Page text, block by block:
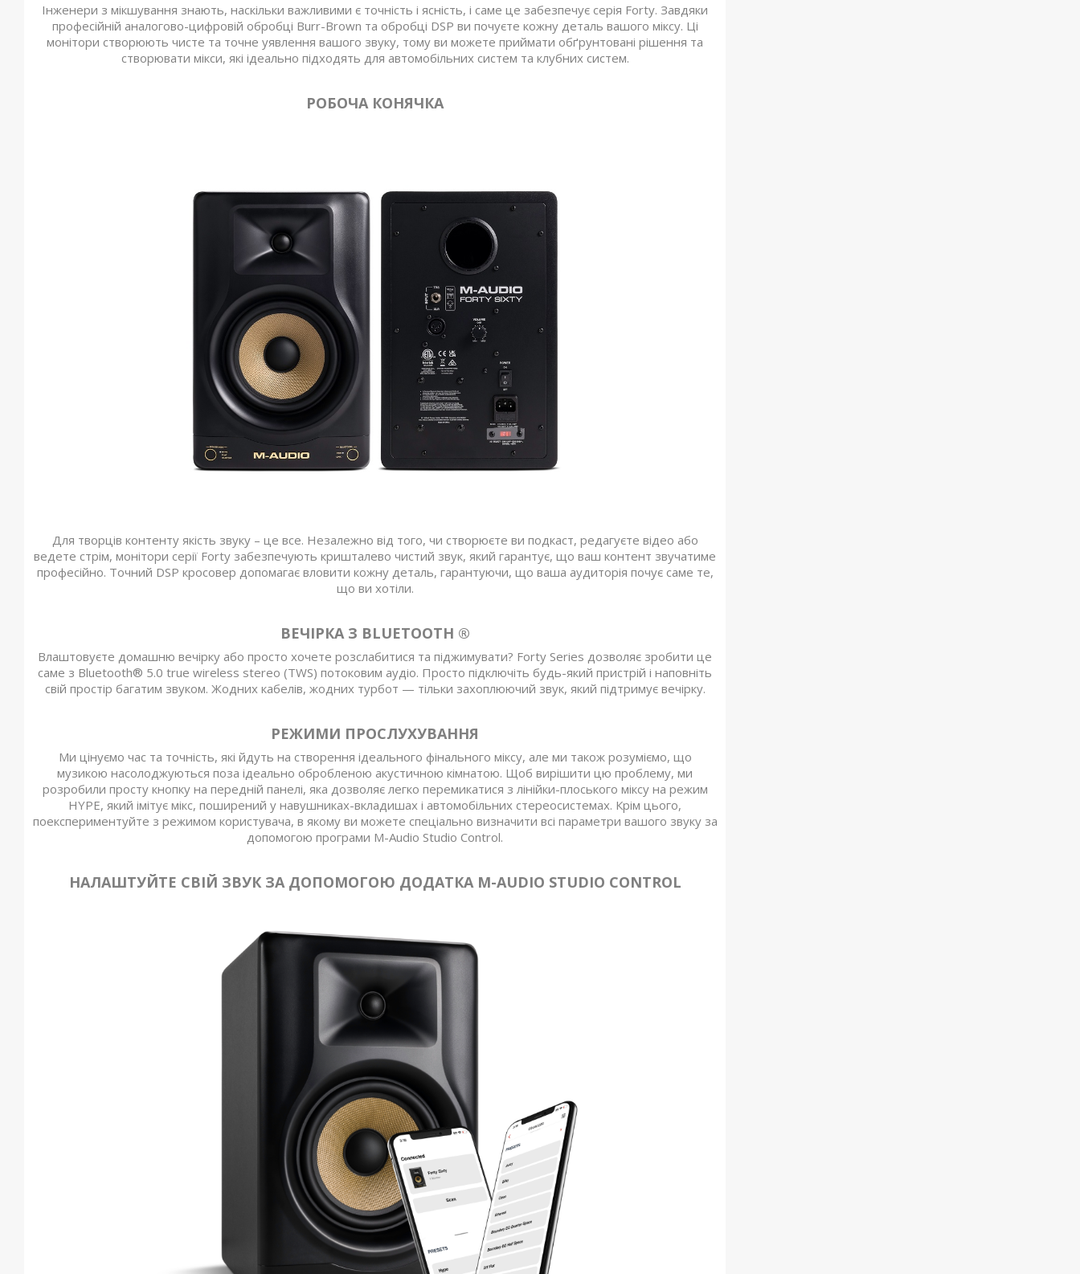
Інженери з мікшування знають, наскільки важливими є точність і ясність, і саме це забезпечує серія Forty. Завдяки
професійній аналогово-цифровій обробці Burr-Brown та обробці DSP ви почуєте кожну деталь вашого міксу. Ці
монітори створюють чисте та точне уявлення вашого звуку, тому ви можете приймати обґрунтовані рішення та
створювати мікси, які ідеально підходять для автомобільних систем та клубних систем.
РОБОЧА КОНЯЧКА
Для творців контенту якість звуку – це все. Незалежно від того, чи створюєте ви подкаст, редагуєте відео або
ведете стрім, монітори серії Forty забезпечують кришталево чистий звук, який гарантує, що ваш контент звучатиме
професійно. Точний DSP кросовер допомагає вловити кожну деталь, гарантуючи, що ваша аудиторія почує саме те,
що ви хотіли.
ВЕЧІРКА З BLUETOOTH ®
Влаштовуєте домашню вечірку або просто хочете розслабитися та піджимувати? Forty Series дозволяє зробити це
саме з Bluetooth® 5.0 true wireless stereo (TWS) потоковим аудіо. Просто підключіть будь-який пристрій і наповніть
свій простір багатим звуком. Жодних кабелів, жодних турбот — тільки захоплюючий звук, який підтримує вечірку.
РЕЖИМИ ПРОСЛУХУВАННЯ
Ми цінуємо час та точність, які йдуть на створення ідеального фінального міксу, але ми також розуміємо, що
музикою насолоджуються поза ідеально обробленою акустичною кімнатою. Щоб вирішити цю проблему, ми
розробили просту кнопку на передній панелі, яка дозволяє легко перемикатися з лінійки-плоського міксу на режим
HYPE, який імітує мікс, поширений у навушниках-вкладишах і автомобільних стереосистемах. Крім цього,
поекспериментуйте з режимом користувача, в якому ви можете спеціально визначити всі параметри вашого звуку за
допомогою програми M-Audio Studio Control.
НАЛАШТУЙТЕ СВІЙ ЗВУК ЗА ДОПОМОГОЮ ДОДАТКА M-AUDIO STUDIO CONTROL